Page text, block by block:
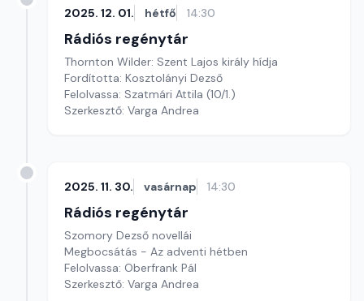
2025. 12. 01. hétfő 14:30
Rádiós regénytár
Thornton Wilder: Szent Lajos király hídja
Fordította: Kosztolányi Dezső
Felolvassa: Szatmári Attila (10/1.)
Szerkesztő: Varga Andrea
2025. 11. 30. vasárnap 14:30
Rádiós regénytár
Szomory Dezső novellái
Megbocsátás - Az adventi hétben
Felolvassa: Oberfrank Pál
Szerkesztő: Varga Andrea